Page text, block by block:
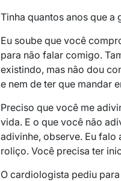
Tinha quantos anos que a
Eu soube que você
para não falar comigo.
existindo, mas não dou
e nem de ter que mandar
Preciso que você me
vida. E o que você não
adivinhe, observe. Eu falo
roliço. Você precisa ter
O cardiologista pediu